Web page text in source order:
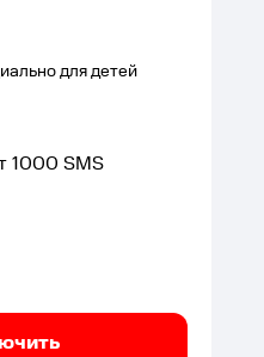
для детей
1000 SMS